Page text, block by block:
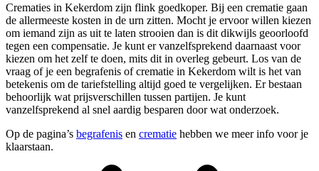
Crematies in Kekerdom zijn flink goedkoper. Bij een crematie gaan
de allermeeste kosten in de urn zitten. Mocht je ervoor willen kiezen
om iemand zijn as uit te laten strooien dan is dit dikwijls geoorloofd
tegen een compensatie. Je kunt er vanzelfsprekend daarnaast voor
kiezen om het zelf te doen, mits dit in overleg gebeurt. Los van de
vraag of je een begrafenis of crematie in Kekerdom wilt is het van
betekenis om de tariefstelling altijd goed te vergelijken. Er bestaan
behoorlijk wat prijsverschillen tussen partijen. Je kunt
vanzelfsprekend al snel aardig besparen door wat onderzoek.
Op de pagina’s begrafenis en crematie hebben we meer info voor je
klaarstaan.